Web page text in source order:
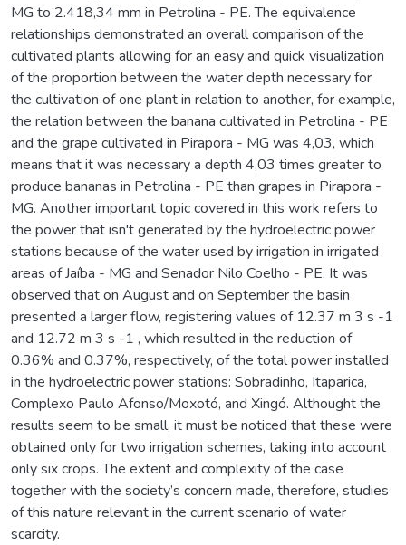
MG to 2.418,34 mm in Petrolina - PE. The equivalence
relationships demonstrated an overall comparison of the
cultivated plants allowing for an easy and quick visualization
of the proportion between the water depth necessary for
the cultivation of one plant in relation to another, for example,
the relation between the banana cultivated in Petrolina - PE
and the grape cultivated in Pirapora - MG was 4,03, which
means that it was necessary a depth 4,03 times greater to
produce bananas in Petrolina - PE than grapes in Pirapora -
MG. Another important topic covered in this work refers to
the power that isn't generated by the hydroelectric power
stations because of the water used by irrigation in irrigated
areas of Jaíba - MG and Senador Nilo Coelho - PE. It was
observed that on August and on September the basin
presented a larger flow, registering values of 12.37 m 3 s -1
and 12.72 m 3 s -1 , which resulted in the reduction of
0.36% and 0.37%, respectively, of the total power installed
in the hydroelectric power stations: Sobradinho, Itaparica,
Complexo Paulo Afonso/Moxotó, and Xingó. Althought the
results seem to be small, it must be noticed that these were
obtained only for two irrigation schemes, taking into account
only six crops. The extent and complexity of the case
together with the society’s concern made, therefore, studies
of this nature relevant in the current scenario of water
scarcity.